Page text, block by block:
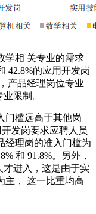
相 关专业的需求
42.8%的应用开发岗
产品经理岗位专业
限制。
槛远高于其他岗
发岗要求应聘人员
经理岗的准入门槛为
和 91.8%。另外，
才进入，这是由于实
主， 这一比重均高